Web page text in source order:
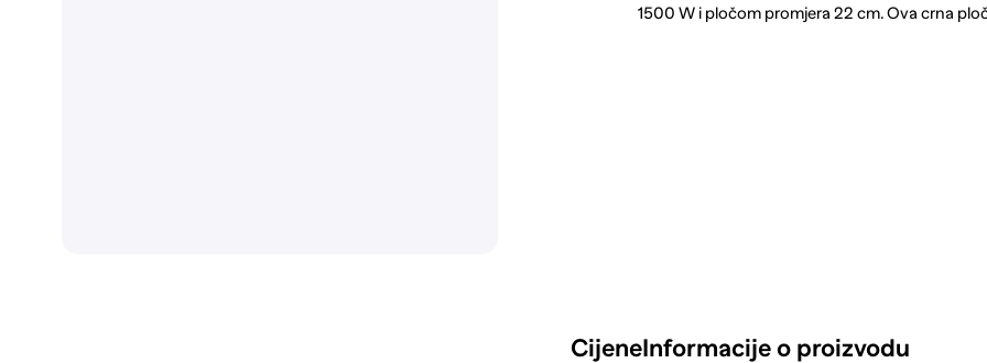
1500 W i pločom promjera 22 cm. Ova crna
CijeneInformacije o proizvodu